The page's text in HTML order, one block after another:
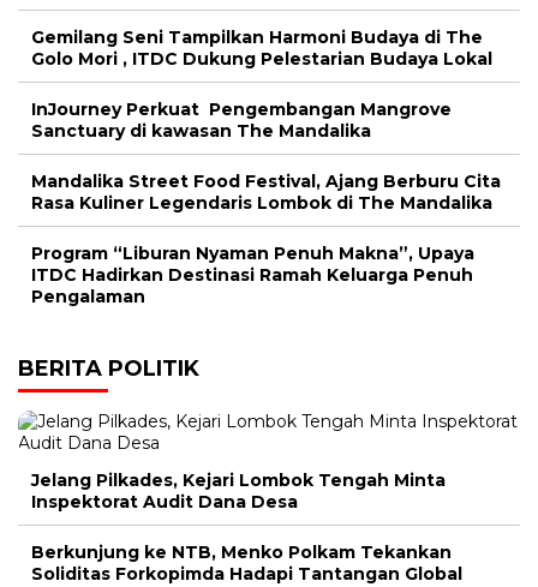
Gemilang Seni Tampilkan Harmoni Budaya di The
Golo Mori , ITDC Dukung Pelestarian Budaya Lokal
InJourney Perkuat Pengembangan Mangrove
Sanctuary di kawasan The Mandalika
Mandalika Street Food Festival, Ajang Berburu Cita
Rasa Kuliner Legendaris Lombok di The Mandalika
Program “Liburan Nyaman Penuh Makna”, Upaya
ITDC Hadirkan Destinasi Ramah Keluarga Penuh
Pengalaman
BERITA POLITIK
Jelang Pilkades, Kejari Lombok Tengah Minta
Inspektorat Audit Dana Desa
Berkunjung ke NTB, Menko Polkam Tekankan
Soliditas Forkopimda Hadapi Tantangan Global